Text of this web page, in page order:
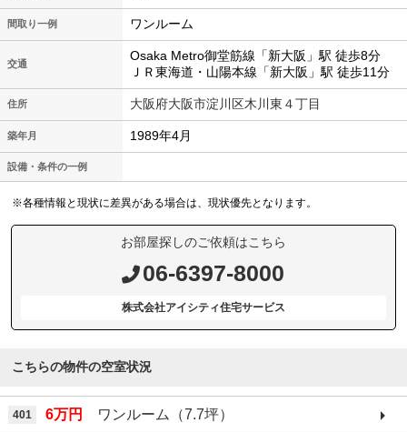
間取り一例 ワンルーム
交通
Osaka Metro御堂筋線「新大阪」駅 徒歩8分
ＪＲ東海道・山陽本線「新大阪」駅 徒歩11分
住所 大阪府大阪市淀川区木川東４丁目
築年月 1989年4月
設備・条件の一例
※各種情報と現状に差異がある場合は、現状優先となります。
お部屋探しのご依頼はこちら
06-6397-8000
株式会社アイシティ住宅サービス
こちらの物件の空室状況
401 6万円 ワンルーム（7.7坪）